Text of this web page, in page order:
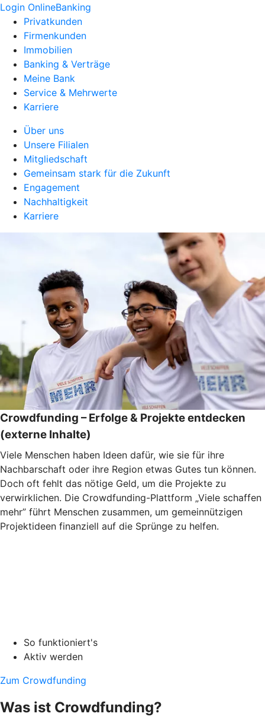
Login OnlineBanking
Privatkunden
Firmenkunden
Immobilien
Banking & Verträge
Meine Bank
Service & Mehrwerte
Karriere
Über uns
Unsere Filialen
Mitgliedschaft
Gemeinsam stark für die Zukunft
Engagement
Nachhaltigkeit
Karriere
Crowdfunding – Erfolge & Projekte entdecken
(externe Inhalte)
Viele Menschen haben Ideen dafür, wie sie für ihre
Nachbarschaft oder ihre Region etwas Gutes tun können.
Doch oft fehlt das nötige Geld, um die Projekte zu
verwirklichen. Die Crowdfunding-Plattform „Viele schaffen
mehr” führt Menschen zusammen, um gemeinnützigen
Projektideen finanziell auf die Sprünge zu helfen.
So funktioniert's
Aktiv werden
Zum Crowdfunding
Was ist Crowdfunding?